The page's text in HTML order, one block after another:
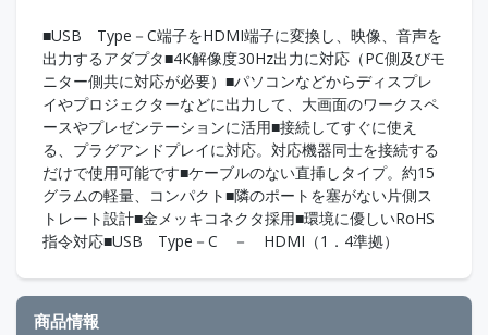
■USB Type－C端子をHDMI端子に変換し、映像、音声を
出力するアダプタ■4K解像度30Hz出力に対応（PC側及びモ
ニター側共に対応が必要）■パソコンなどからディスプレ
イやプロジェクターなどに出力して、大画面のワークスペ
ースやプレゼンテーションに活用■接続してすぐに使え
る、プラグアンドプレイに対応。対応機器同士を接続する
だけで使用可能です■ケーブルのない直挿しタイプ。約15
グラムの軽量、コンパクト■隣のポートを塞がない片側ス
トレート設計■金メッキコネクタ採用■環境に優しいRoHS
指令対応■USB Type－C － HDMI（1．4準拠）
商品情報